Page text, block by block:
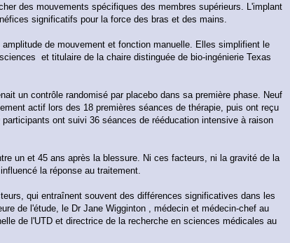
des mouvements spécifiques des membres supérieurs. L'implant
significatifs pour la force des bras et des mains.
de mouvement et fonction manuelle. Elles simplifient le
et titulaire de la chaire distinguée de bio-ingénierie Texas
un contrôle randomisé par placebo dans sa première phase. Neuf
actif lors des 18 premières séances de thérapie, puis ont reçu
ont suivi 36 séances de rééducation intensive à raison
un et 45 ans après la blessure. Ni ces facteurs, ni la gravité de la
la réponse au traitement.
qui entraînent souvent des différences significatives dans les
de l'étude, le Dr Jane Wigginton , médecin et médecin-chef au
de l'UTD et directrice de la recherche en sciences médicales au